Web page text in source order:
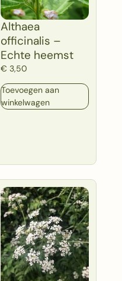
Althaea
officinalis –
Echte heemst
€ 3,50
Toevoegen aan
winkelwagen